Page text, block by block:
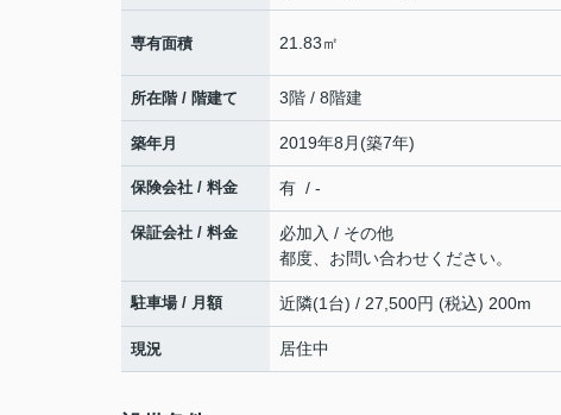
専有面積 21.83㎡
所在階 / 階建て 3階 / 8階建
築年月 2019年8月(築7年)
保険会社 / 料金 有 / -
保証会社 / 料金
必加入 / その他
都度、お問い合わせください。
駐車場 / 月額 近隣(1台) / 27,500円 (税込) 200m
現況 居住中